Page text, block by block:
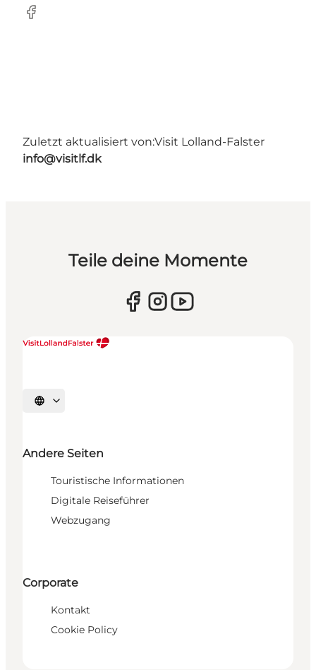
Facebook
Zuletzt aktualisiert von:Visit Lolland-Falster
info@visitlf.dk
Teile deine Momente
Sprache auswählen
Andere Seiten
Touristische Informationen
Digitale Reiseführer
Webzugang
Corporate
Kontakt
Cookie Policy